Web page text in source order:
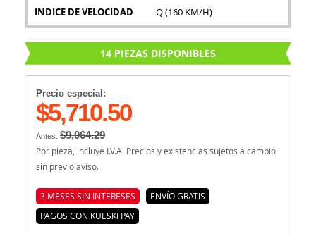
INDICE DE VELOCIDAD Q (160 KM/H)
14 PIEZAS DISPONIBLES
Precio especial:
$5,710.50
Antes: $9,064.29
Por pieza, incluye I.V.A. Precios y existencias sujetos a cambio
sin previo aviso.
3 MESES SIN INTERESES
ENVÍO GRATIS
PAGOS CON KUESKI PAY